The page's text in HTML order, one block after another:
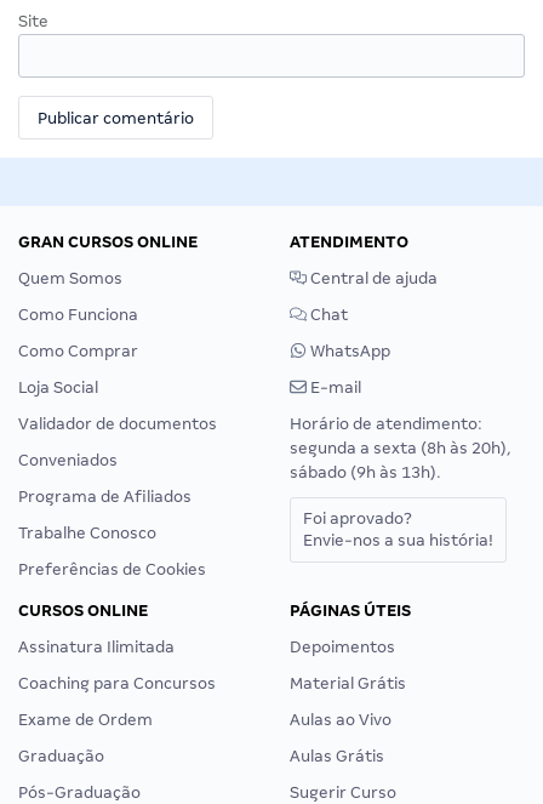
Site
GRAN CURSOS ONLINE
Quem Somos
Como Funciona
Como Comprar
Loja Social
Validador de documentos
Conveniados
Programa de Afiliados
Trabalhe Conosco
Preferências de Cookies
ATENDIMENTO
Central de ajuda
Chat
WhatsApp
E-mail
Horário de atendimento:
segunda a sexta (8h às 20h),
sábado (9h às 13h).
Foi aprovado?
Envie-nos a sua história!
CURSOS ONLINE
Assinatura Ilimitada
Coaching para Concursos
Exame de Ordem
Graduação
Pós-Graduação
PÁGINAS ÚTEIS
Depoimentos
Material Grátis
Aulas ao Vivo
Aulas Grátis
Sugerir Curso